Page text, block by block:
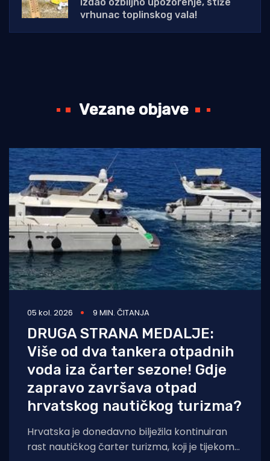
vrhunac toplinskog vala!
Vezane objave
05 kol. 2026 9 MIN. ČITANJA
DRUGA STRANA MEDALJE:
Više od dva tankera otpadnih
voda iza čarter sezone! Gdje
zapravo završava otpad
hrvatskog nautičkog turizma?
Hrvatska je donedavno bilježila kontinuiran
rast nautičkog čarter turizma, koji je tijekom